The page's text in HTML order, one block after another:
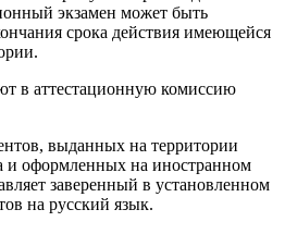
экзамен может быть
срока действия имеющейся
в аттестационную комиссию
выданных на территории
и оформленных на иностранном
заверенный в установленном
на русский язык.